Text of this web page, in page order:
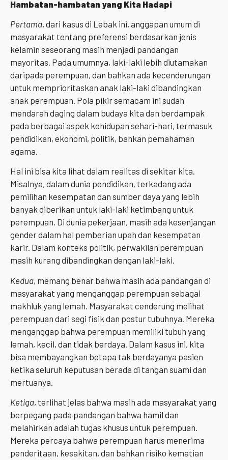
Hambatan-hambatan yang Kita Hadapi
Pertama, dari kasus di Lebak ini, anggapan umum di
masyarakat tentang preferensi berdasarkan jenis
kelamin seseorang masih menjadi pandangan
mayoritas. Pada umumnya, laki-laki lebih diutamakan
daripada perempuan, dan bahkan ada kecenderungan
untuk memprioritaskan anak laki-laki dibandingkan
anak perempuan. Pola pikir semacam ini sudah
mendarah daging dalam budaya kita dan berdampak
pada berbagai aspek kehidupan sehari-hari, termasuk
pendidikan, ekonomi, politik, bahkan pemahaman
agama.
Hal ini bisa kita lihat dalam realitas di sekitar kita.
Misalnya, dalam dunia pendidikan, terkadang ada
pemilihan kesempatan dan sumber daya yang lebih
banyak diberikan untuk laki-laki ketimbang untuk
perempuan. Di dunia pekerjaan, masih ada kesenjangan
gender dalam hal pemberian upah dan kesempatan
karir. Dalam konteks politik, perwakilan perempuan
masih kurang dibandingkan dengan laki-laki.
Kedua, memang benar bahwa masih ada pandangan di
masyarakat yang menganggap perempuan sebagai
makhluk yang lemah. Masyarakat cenderung melihat
perempuan dari segi fisik dan postur tubuhnya. Mereka
menganggap bahwa perempuan memiliki tubuh yang
lemah, kecil, dan tidak berdaya. Dalam kasus ini, kita
bisa membayangkan betapa tak berdayanya pasien
ketika seluruh keputusan berada di tangan suami dan
mertuanya.
Ketiga, terlihat jelas bahwa masih ada masyarakat yang
berpegang pada pandangan bahwa hamil dan
melahirkan adalah tugas khusus untuk perempuan.
Mereka percaya bahwa perempuan harus menerima
penderitaan, kesakitan, dan bahkan risiko kematian